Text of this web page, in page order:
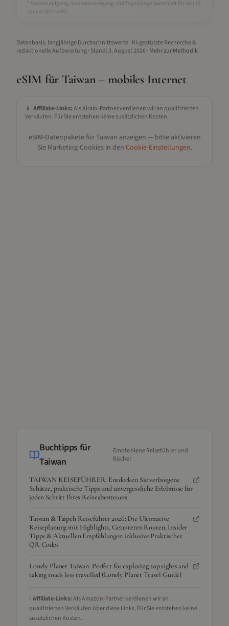
* Sonnenaufgang, Sonnenuntergang und Tageslänge berechnet für den 15.
Januar (Ortszeit).
Datenbasis: langjährige Durchschnittswerte · KI-gestützte Recherche &
redaktionelle Aufbereitung· Stand: 3. August 2026· Mehr zur Methodik
eSIM für Taiwan – mobiles Internet
📱 Affiliate-Links:Als Airalo-Partner verdienen wir an qualifizierten
Verkäufen. Für Sie entstehen keine zusätzlichen Kosten.
eSIM-Datenpakete fürTaiwan anzeigen — bitte aktivieren
Sie Marketing-Cookies in den Cookie-Einstellungen.
Buchtipps für
Taiwan
Empfohlene Reiseführer und
Bücher
TAIWAN REISEFÜHRER: Entdecken Sie verborgene
Schätze, praktische Tipps und unvergessliche Erlebnisse für
jeden Schritt Ihres Reiseabenteuers.
Taiwan & Taipeh Reiseführer 2026: Die Ultimative
Reiseplanung mit Highlights, Getesteten Routen, Insider
Tipps & Aktuellen Empfehlungen inklusive Praktischer
QR Codes
Lonely Planet Taiwan: Perfect for exploring top sights and
taking roads less travelled (Lonely Planet Travel Guide)
ℹ️ Affiliate-Links:Als Amazon-Partner verdienen wir an
qualifizierten Verkäufen über diese Links. Für Sie entstehen keine
zusätzlichen Kosten.